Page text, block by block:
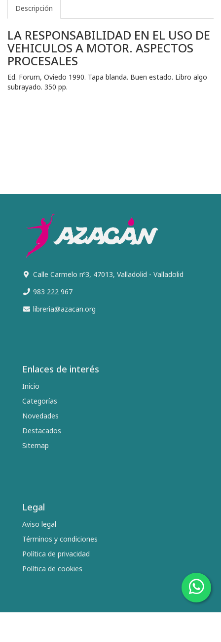
Descripción
LA RESPONSABILIDAD EN EL USO DE
VEHICULOS A MOTOR. ASPECTOS
PROCESALES
Ed. Forum, Oviedo 1990. Tapa blanda. Buen estado. Libro algo
subrayado. 350 pp.
Calle Carmelo nº3, 47013, Valladolid - Valladolid
983 222 967
libreria@azacan.org
Enlaces de interés
Inicio
Categorías
Novedades
Destacados
Sitemap
Legal
Aviso legal
Términos y condiciones
Política de privacidad
Política de cookies